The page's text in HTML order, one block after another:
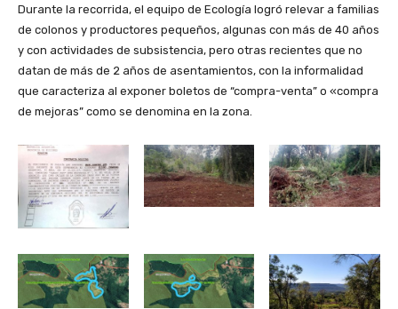
Durante la recorrida, el equipo de Ecología logró relevar a familias
de colonos y productores pequeños, algunas con más de 40 años
y con actividades de subsistencia, pero otras recientes que no
datan de más de 2 años de asentamientos, con la informalidad
que caracteriza al exponer boletos de “compra-venta” o «compra
de mejoras” como se denomina en la zona.